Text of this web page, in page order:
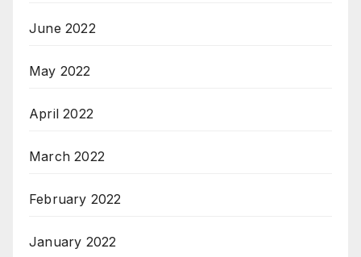
June 2022
May 2022
April 2022
March 2022
February 2022
January 2022